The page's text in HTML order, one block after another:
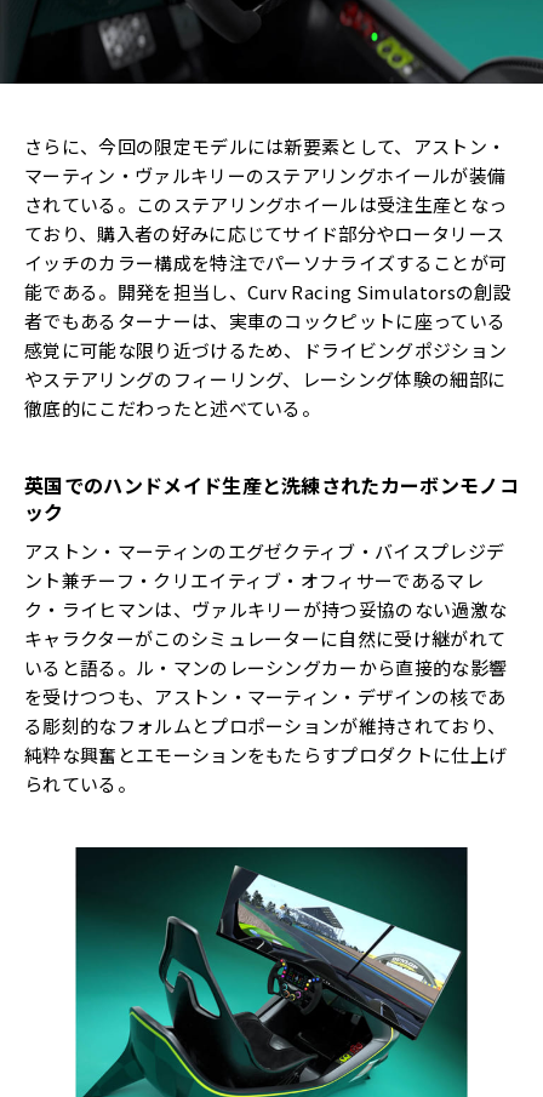
さらに、今回の限定モデルには新要素として、アストン・
マーティン・ヴァルキリーのステアリングホイールが装備
されている。このステアリングホイールは受注生産となっ
ており、購入者の好みに応じてサイド部分やロータリース
イッチのカラー構成を特注でパーソナライズすることが可
能である。開発を担当し、Curv Racing Simulatorsの創設
者でもあるターナーは、実車のコックピットに座っている
感覚に可能な限り近づけるため、ドライビングポジション
やステアリングのフィーリング、レーシング体験の細部に
徹底的にこだわったと述べている。
英国でのハンドメイド生産と洗練されたカーボンモノコ
ック
アストン・マーティンのエグゼクティブ・バイスプレジデ
ント兼チーフ・クリエイティブ・オフィサーであるマレ
ク・ライヒマンは、ヴァルキリーが持つ妥協のない過激な
キャラクターがこのシミュレーターに自然に受け継がれて
いると語る。ル・マンのレーシングカーから直接的な影響
を受けつつも、アストン・マーティン・デザインの核であ
る彫刻的なフォルムとプロポーションが維持されており、
純粋な興奮とエモーションをもたらすプロダクトに仕上げ
られている。